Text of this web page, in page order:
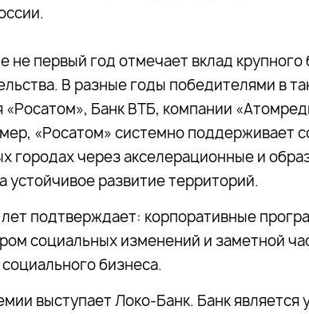
первый год отмечает вклад крупного
В разные годы победителями в
«Росатом», Банк ВТБ, компании
«Росатом» системно поддерживает
городах через акселерационные и
развитие территорий.
подтверждает: корпоративные
социальных изменений и заметной
социального бизнеса.
выступает Локо-Банк. Банк является